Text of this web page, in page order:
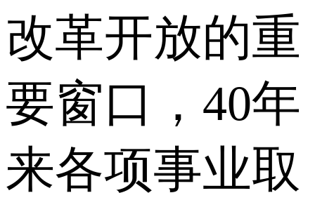
改革开放的重
要窗口，40年
来各项事业取